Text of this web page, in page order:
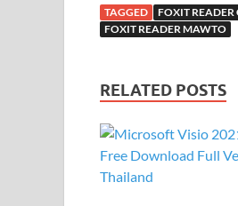
TAGGED FOXIT READER
FOXIT READER MAWTO
RELATED POSTS